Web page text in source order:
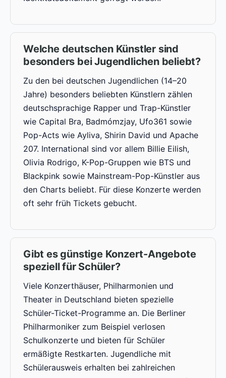
Welche deutschen Künstler sind
besonders bei Jugendlichen beliebt?
Zu den bei deutschen Jugendlichen (14–20
Jahre) besonders beliebten Künstlern zählen
deutschsprachige Rapper und Trap-Künstler
wie Capital Bra, Badmómzjay, Ufo361 sowie
Pop-Acts wie Ayliva, Shirin David und Apache
207. International sind vor allem Billie Eilish,
Olivia Rodrigo, K-Pop-Gruppen wie BTS und
Blackpink sowie Mainstream-Pop-Künstler aus
den Charts beliebt. Für diese Konzerte werden
oft sehr früh Tickets gebucht.
Gibt es günstige Konzert-Angebote
speziell für Schüler?
Viele Konzerthäuser, Philharmonien und
Theater in Deutschland bieten spezielle
Schüler-Ticket-Programme an. Die Berliner
Philharmoniker zum Beispiel verlosen
Schulkonzerte und bieten für Schüler
ermäßigte Restkarten. Jugendliche mit
Schülerausweis erhalten bei zahlreichen